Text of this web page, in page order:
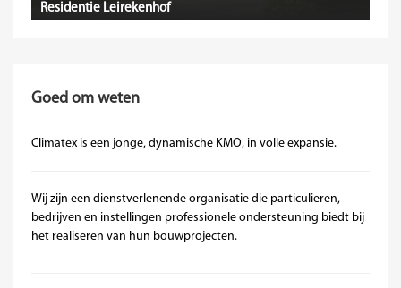
Residentie Leirekenhof
Goed om weten
Climatex is een jonge, dynamische KMO, in volle expansie.
Wij zijn een dienstverlenende organisatie die particulieren,
bedrijven en instellingen professionele ondersteuning biedt bij
het realiseren van hun bouwprojecten.